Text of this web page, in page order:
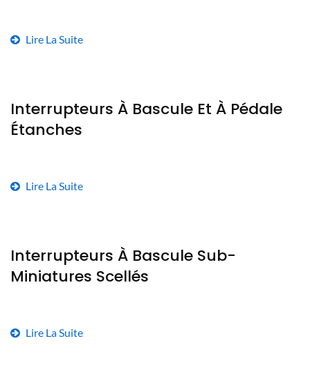
Lire La Suite
Interrupteurs À Bascule Et À Pédale
Étanches
Lire La Suite
Interrupteurs À Bascule Sub-
Miniatures Scellés
Lire La Suite